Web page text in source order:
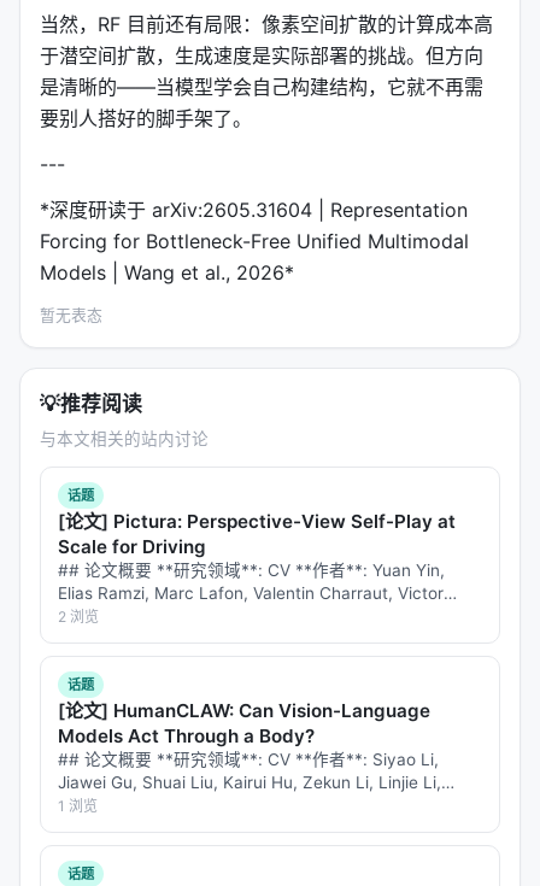
当然，RF 目前还有局限：像素空间扩散的计算成本高
于潜空间扩散，生成速度是实际部署的挑战。但方向
是清晰的——当模型学会自己构建结构，它就不再需
要别人搭好的脚手架了。
---
*深度研读于 arXiv:2605.31604 | Representation
Forcing for Bottleneck-Free Unified Multimodal
Models | Wang et al., 2026*
暂无表态
💡推荐阅读
与本文相关的站内讨论
话题
[论文] Pictura: Perspective-View Self-Play at
Scale for Driving
## 论文概要 **研究领域**: CV **作者**: Yuan Yin,
Elias Ramzi, Marc Lafon, Valentin Charraut, Victor
Bares, Yihong Xu, Éloi Zabloc…
2 浏览
话题
[论文] HumanCLAW: Can Vision-Language
Models Act Through a Body?
## 论文概要 **研究领域**: CV **作者**: Siyao Li,
Jiawei Gu, Shuai Liu, Kairui Hu, Zekun Li, Linjie Li,
Chengcheng Tang, Po-Chen W…
1 浏览
话题